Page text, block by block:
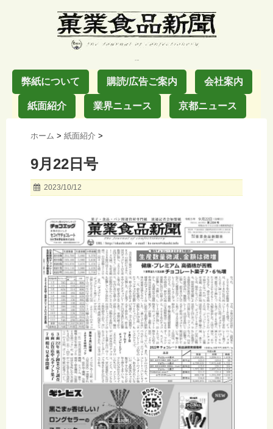
弊紙について 購読/広告ご案内 会社案内
紙面紹介 業界ニュース 京都ニュース
ホーム > 紙面紹介 >
9月22日号
2023/10/12